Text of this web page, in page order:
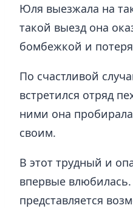
Юля выезжала на
такой выезд она
бомбежкой и
По счастливой
встретился отряд
ними она
своим.
В этот трудный и
впервые
представляется